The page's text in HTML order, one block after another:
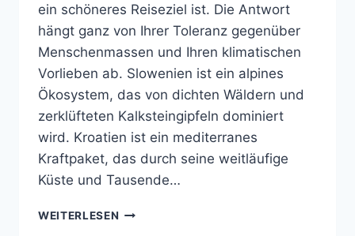
ein schöneres Reiseziel ist. Die Antwort
hängt ganz von Ihrer Toleranz gegenüber
Menschenmassen und Ihren klimatischen
Vorlieben ab. Slowenien ist ein alpines
Ökosystem, das von dichten Wäldern und
zerklüfteten Kalksteingipfeln dominiert
wird. Kroatien ist ein mediterranes
Kraftpaket, das durch seine weitläufige
Küste und Tausende…
WEITERLESEN SLOWENIEN